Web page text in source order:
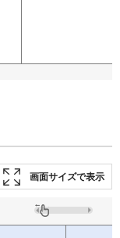
画面サイズで表示